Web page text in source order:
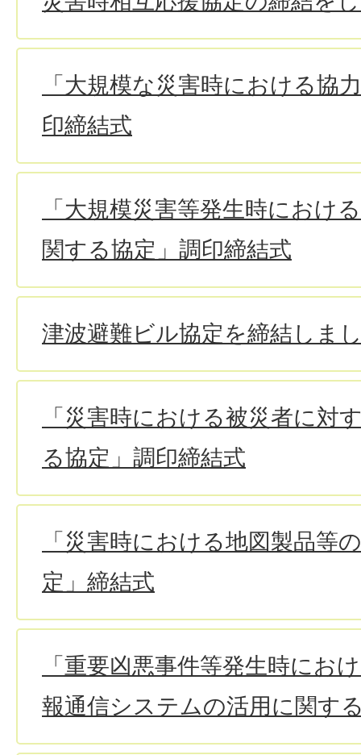
「大規模な災害時における協
印締結式
「大規模災害等発生時におけ
関する協定」調印締結式
津波避難ビル協定を締結しま
「災害時における被災者に対
る協定」調印締結式
「災害時における地図製品等
定」締結式
「重要凶悪事件等発生時にお
報通信システムの活用に関す